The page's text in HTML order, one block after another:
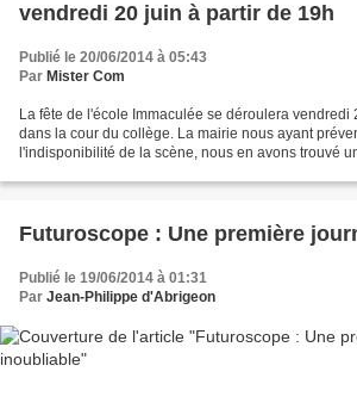
vendredi 20 juin à partir de 19h
Publié le 20/06/2014 à 05:43
Par Mister Com
La fête de l'école Immaculée se déroulera vendredi
dans la cour du collège. La mairie nous ayant
l'indisponibilité de la scène, nous en avons trouvé
Futuroscope : Une première
Publié le 19/06/2014 à 01:31
Par Jean-Philippe d'Abrigeon